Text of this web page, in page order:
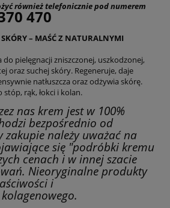
również telefonicznie pod numerem
470
SKÓRY – MAŚĆ Z NATURALNYMI
do pielęgnacji zniszczonej, uszkodzonej,
oraz suchej skóry. Regeneruje, daje
natłuszcza oraz odżywia skórę.
stóp, rąk, łokci i kolan.
nas krem jest w 100%
bezpośrednio od
zakupie należy uważać na
się "podróbki kremu
cenach i w innej szacie
Nieoryginalne produkty
i